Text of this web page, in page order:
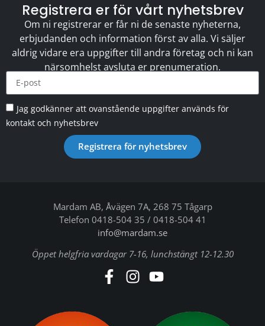
Registrera er för vårt nyhetsbrev
Om ni registrerar er får ni de senaste nyheterna,
erbjudanden och information först av alla. Vi säljer
aldrig vidare era uppgifter till andra företag och ni kan
närsomhelst avsluta er prenumeration.
Jag godkänner att ovanstående uppgifter används för
kontakt och nyhetsbrev
Registrera för nyhetsbrev
Mardam AB, Åvägen 7A, 268 75 Tågarp
Telefon 0418-504 35 / 0418-504 41
info@mardam.se
Öppet helgfria vardagar 7-16, lunchstängt 12-12.30